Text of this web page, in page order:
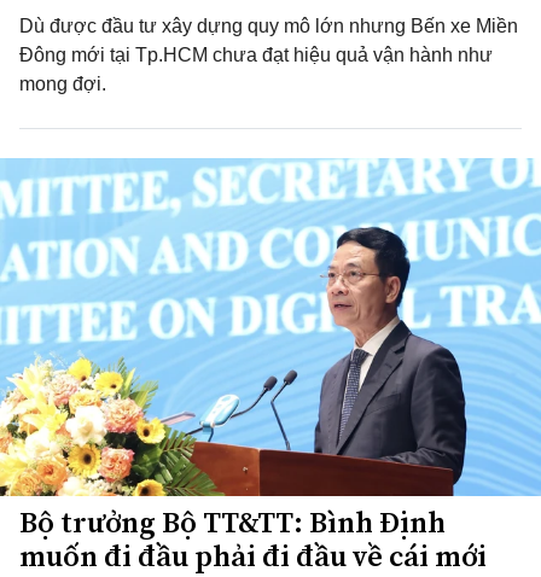
Dù được đầu tư xây dựng quy mô lớn nhưng Bến xe Miền
Đông mới tại Tp.HCM chưa đạt hiệu quả vận hành như
mong đợi.
Bộ trưởng Bộ TT&TT: Bình Định
muốn đi đầu phải đi đầu về cái mới